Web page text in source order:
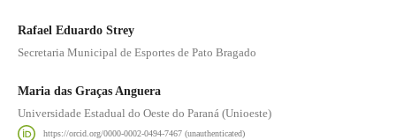
Rafael Eduardo Strey
Secretaria Municipal de Esportes de Pato Bragado
Maria das Graças Anguera
Universidade Estadual do Oeste do Paraná (Unioeste)
https://orcid.org/0000-0002-0494-7467 (unauthenticated)